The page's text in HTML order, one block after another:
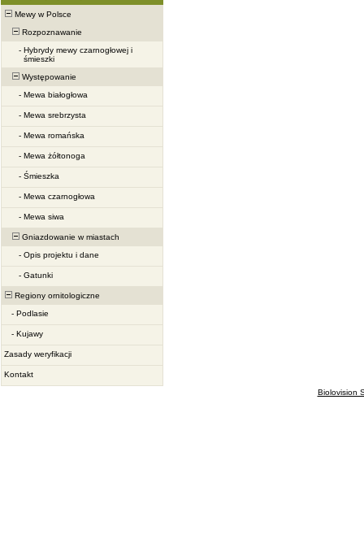
Mewy w Polsce
Rozpoznawanie
- Hybrydy mewy czarnogłowej i
śmieszki
Występowanie
- Mewa białogłowa
- Mewa srebrzysta
- Mewa romańska
- Mewa żółtonoga
- Śmieszka
- Mewa czarnogłowa
- Mewa siwa
Gniazdowanie w miastach
- Opis projektu i dane
- Gatunki
Regiony ornitologiczne
- Podlasie
- Kujawy
Zasady weryfikacji
Kontakt
Biolovision